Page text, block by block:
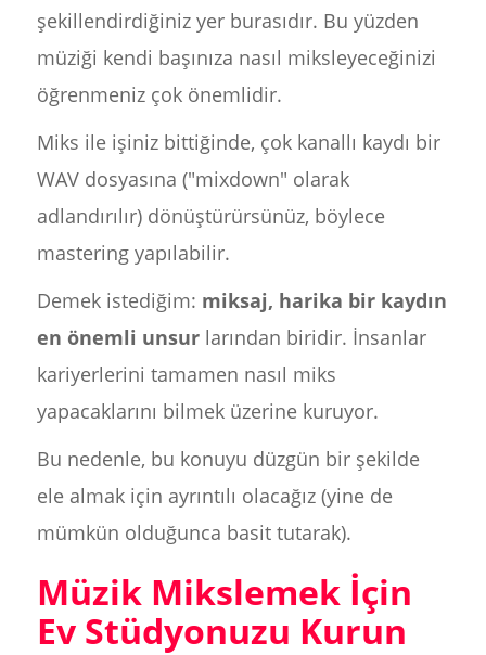
şekillendirdiğiniz yer burasıdır. Bu yüzden
müziği kendi başınıza nasıl miksleyeceğinizi
öğrenmeniz çok önemlidir.
Miks ile işiniz bittiğinde, çok kanallı kaydı bir
WAV dosyasına ("mixdown" olarak
adlandırılır) dönüştürürsünüz, böylece
mastering yapılabilir.
Demek istediğim: miksaj, harika bir kaydın
en önemli unsurlarından biridir. İnsanlar
kariyerlerini tamamen nasıl miks
yapacaklarını bilmek üzerine kuruyor.
Bu nedenle, bu konuyu düzgün bir şekilde
ele almak için ayrıntılı olacağız (yine de
mümkün olduğunca basit tutarak).
Müzik Mikslemek İçin
Ev Stüdyonuzu Kurun